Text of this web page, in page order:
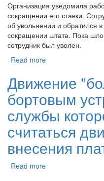
Организация уведомила
сокращении его ставки.
об увольнении и обратился
сокращении штата. Пока шло
сотрудник был уволен.
Read more
Движение
бортовым
службы
считаться
внесения
Read more